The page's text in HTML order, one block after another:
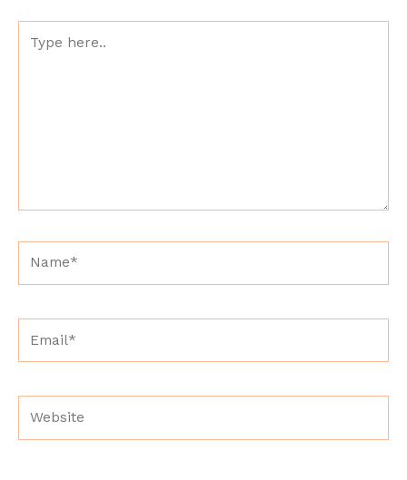
here..